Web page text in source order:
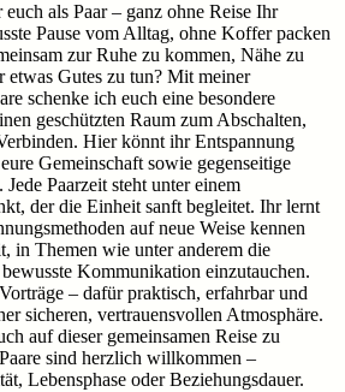
als Paar – ganz ohne Reise Ihr
Pause vom Alltag, ohne Koffer packen
zur Ruhe zu kommen, Nähe zu
etwas Gutes zu tun? Mit meiner
schenke ich euch eine besondere
geschützten Raum zum Abschalten,
Hier könnt ihr Entspannung
Gemeinschaft sowie gegenseitige
Paarzeit steht unter einem
der die Einheit sanft begleitet. Ihr lernt
auf neue Weise kennen
in Themen wie unter anderem die
Kommunikation einzutauchen.
– dafür praktisch, erfahrbar und
sicheren, vertrauensvollen Atmosphäre.
auf dieser gemeinsamen Reise zu
sind herzlich willkommen –
Lebensphase oder Beziehungsdauer.